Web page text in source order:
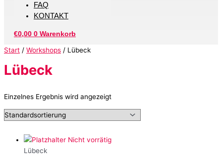
FAQ
KONTAKT
€0,00 0 Warenkorb
Start / Workshops / Lübeck
Lübeck
Einzelnes Ergebnis wird angezeigt
Nicht vorrätig
Lübeck